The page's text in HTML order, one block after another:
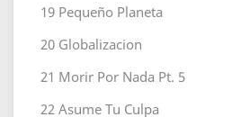
19 Pequeño Planeta
20 Globalizacion
21 Morir Por Nada Pt. 5
22 Asume Tu Culpa